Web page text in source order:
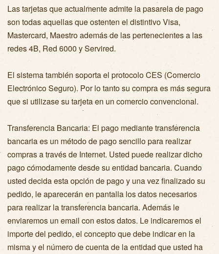
Las tarjetas que actualmente admite la pasarela de pago
son todas aquellas que ostenten el distintivo Visa,
Mastercard, Maestro además de las pertenecientes a las
redes 4B, Red 6000 y Servired.
El sistema también soporta el protocolo CES (Comercio
Electrónico Seguro). Por lo tanto su compra es más segura
que si utilizase su tarjeta en un comercio convencional.
Transferencia Bancaria: El pago mediante transferencia
bancaria es un método de pago sencillo para realizar
compras a través de Internet. Usted puede realizar dicho
pago cómodamente desde su entidad bancaria. Cuando
usted decida esta opción de pago y una vez finalizado su
pedido, le aparecerán en pantalla los datos necesarios
para realizar la transferencia bancaria. Además le
enviaremos un email con estos datos. Le indicaremos el
importe del pedido, el concepto que debe indicar en la
misma y el número de cuenta de la entidad que usted ha